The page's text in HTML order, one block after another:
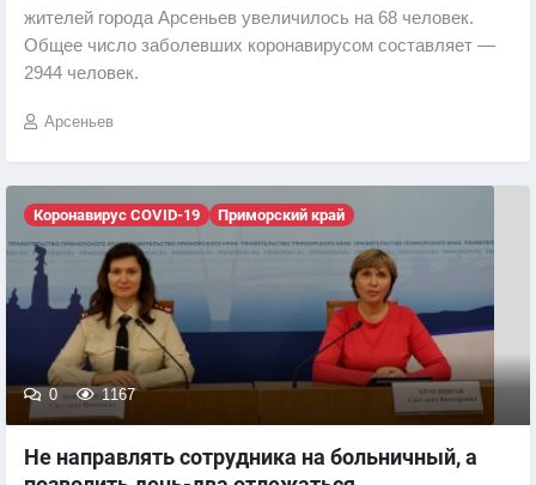
жителей города Арсеньев увеличилось на 68 человек.
Общее число заболевших коронавирусом составляет —
2944 человек.
Арсеньев
Коронавирус COVID-19 Приморский край
0 1167
Не направлять сотрудника на больничный, а